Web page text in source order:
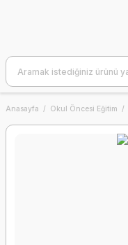
Anasayfa Okul Öncesi Eğitim